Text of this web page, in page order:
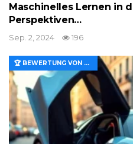
Maschinelles Lernen in
Perspektiven…
Sep. 2, 2024 196
🏆 BEWERTUNG VON MERKMALEN UND WERT